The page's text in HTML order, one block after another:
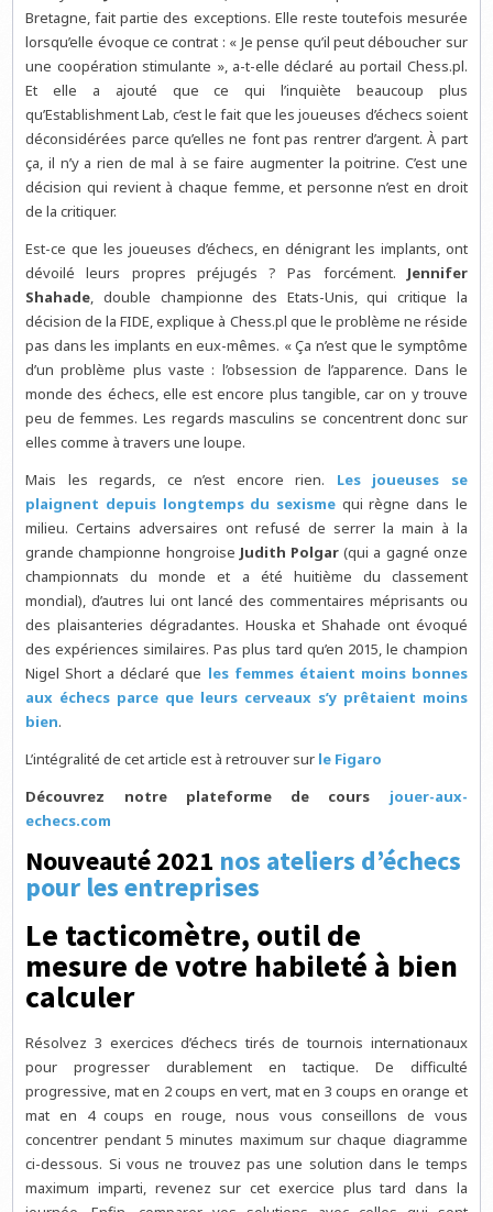
Bretagne, fait partie des exceptions. Elle reste toutefois mesurée
lorsqu’elle évoque ce contrat : « Je pense qu’il peut déboucher sur
une coopération stimulante », a-t-elle déclaré au portail Chess.pl.
Et elle a ajouté que ce qui l’inquiète beaucoup plus
qu’Establishment Lab, c’est le fait que les joueuses d’échecs soient
déconsidérées parce qu’elles ne font pas rentrer d’argent. À part
ça, il n’y a rien de mal à se faire augmenter la poitrine. C’est une
décision qui revient à chaque femme, et personne n’est en droit
de la critiquer.
Est-ce que les joueuses d’échecs, en dénigrant les implants, ont
dévoilé leurs propres préjugés ? Pas forcément. Jennifer
Shahade, double championne des Etats-Unis, qui critique la
décision de la FIDE, explique à Chess.pl que le problème ne réside
pas dans les implants en eux-mêmes. « Ça n’est que le symptôme
d’un problème plus vaste : l’obsession de l’apparence. Dans le
monde des échecs, elle est encore plus tangible, car on y trouve
peu de femmes. Les regards masculins se concentrent donc sur
elles comme à travers une loupe.
Mais les regards, ce n’est encore rien. Les joueuses se
plaignent depuis longtemps du sexisme qui règne dans le
milieu. Certains adversaires ont refusé de serrer la main à la
grande championne hongroise Judith Polgar (qui a gagné onze
championnats du monde et a été huitième du classement
mondial), d’autres lui ont lancé des commentaires méprisants ou
des plaisanteries dégradantes. Houska et Shahade ont évoqué
des expériences similaires. Pas plus tard qu’en 2015, le champion
Nigel Short a déclaré que les femmes étaient moins bonnes
aux échecs parce que leurs cerveaux s’y prêtaient moins
bien.
L’intégralité de cet article est à retrouver sur le Figaro
Découvrez notre plateforme de cours jouer-aux-
echecs.com
Nouveauté 2021 nos ateliers d’échecs
pour les entreprises
Le tacticomètre, outil de
mesure de votre habileté à bien
calculer
Résolvez 3 exercices d’échecs tirés de tournois internationaux
pour progresser durablement en tactique. De difficulté
progressive, mat en 2 coups en vert, mat en 3 coups en orange et
mat en 4 coups en rouge, nous vous conseillons de vous
concentrer pendant 5 minutes maximum sur chaque diagramme
ci-dessous. Si vous ne trouvez pas une solution dans le temps
maximum imparti, revenez sur cet exercice plus tard dans la